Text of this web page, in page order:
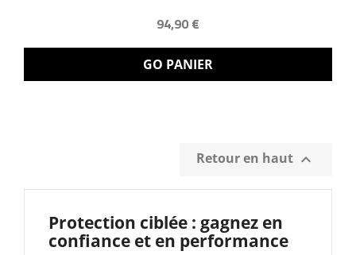
94,90 €
GO PANIER
Retour en haut 
Protection ciblée : gagnez en
confiance et en performance